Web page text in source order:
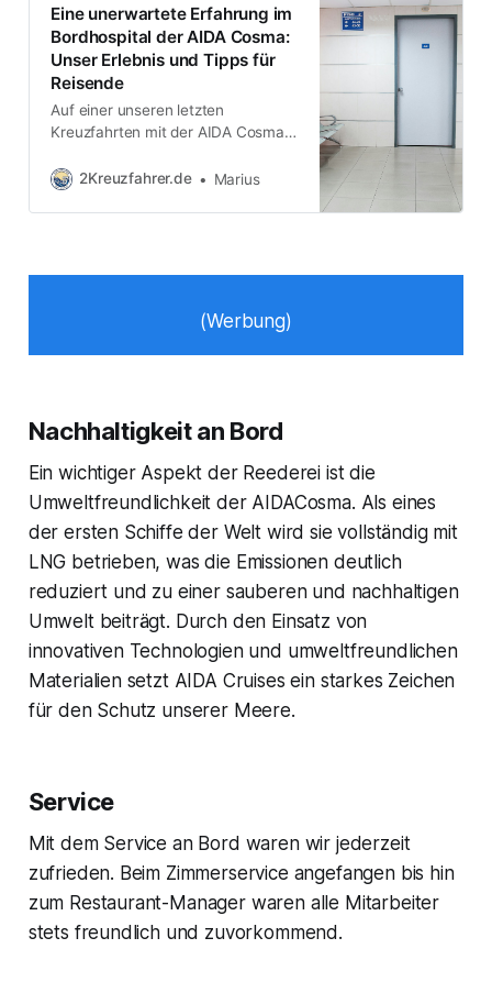
Eine unerwartete Erfahrung im
Bordhospital der AIDA Cosma:
Unser Erlebnis und Tipps für
Reisende
Auf einer unseren letzten
Kreuzfahrten mit der AIDA Cosma
Urlaub eigentlich vermeiden
wir die Natur in vollen Zügen
genossen hatten,
2Kreuzfahrer.de Marius
(Werbung)
Nachhaltigkeit an Bord
Ein wichtiger Aspekt der Reederei ist die
Umweltfreundlichkeit der AIDACosma. Als eines
der ersten Schiffe der Welt wird sie vollständig mit
LNG betrieben, was die Emissionen deutlich
reduziert und zu einer sauberen und nachhaltigen
Umwelt beiträgt. Durch den Einsatz von
innovativen Technologien und umweltfreundlichen
Materialien setzt AIDA Cruises ein starkes Zeichen
für den Schutz unserer Meere.
Service
Mit dem Service an Bord waren wir jederzeit
zufrieden. Beim Zimmerservice angefangen bis hin
zum Restaurant-Manager waren alle Mitarbeiter
stets freundlich und zuvorkommend.